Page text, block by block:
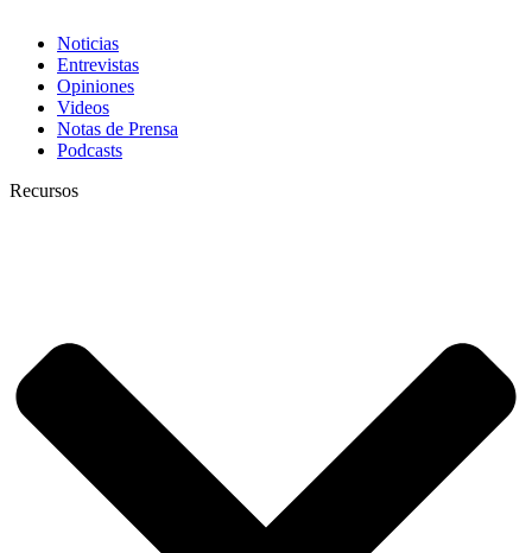
Noticias
Entrevistas
Opiniones
Videos
Notas de Prensa
Podcasts
Recursos